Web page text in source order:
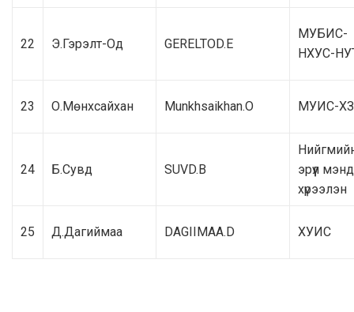
22 Э.Гэрэлт-Од GERELTOD.E
МУБИС-
НХУС-
23 О.Мөнхсайхан Munkhsaikhan.O МУИС-
24 Б.Сувд SUVD.B
эрүүл
хүрээлэн
25 Д.Дагиймаа DAGIIMAA.D ХУИС